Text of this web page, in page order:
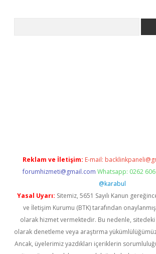
Reklam ve İletişim: E-mail:
forumhizmeti@gmail.com Whatsapp: 0262
@karabul
Yasal Uyarı: Sitemiz, 5651 Sayılı Kanun
ve İletişim Kurumu (BTK) tarafından onaylanmış
olarak hizmet vermektedir. Bu nedenle,
olarak denetleme veya araştırma
Ancak, üyelerimiz yazdıkları içeriklerin